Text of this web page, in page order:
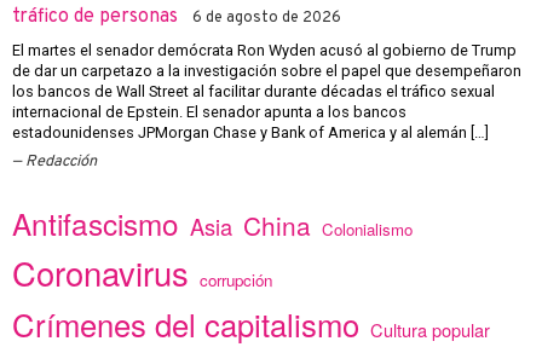
tráfico de personas
6 de agosto de 2026
El martes el senador demócrata Ron Wyden acusó al gobierno de Trump
de dar un carpetazo a la investigación sobre el papel que desempeñaron
los bancos de Wall Street al facilitar durante décadas el tráfico sexual
internacional de Epstein. El senador apunta a los bancos
estadounidenses JPMorgan Chase y Bank of America y al alemán […]
Redacción
Antifascismo Asia China Colonialismo
Coronavirus corrupción
Crímenes del capitalismo Cultura popular